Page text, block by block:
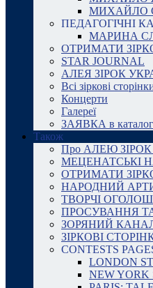
МИХАЙЛО
ПЕДАГОГІЧНІ
МАРИНА
ОТРИМАТИ
STAR JOURNAL
АЛЕЯ ЗІРОК
Всі зіркові
Концерти
Галереї
ЗАЯВКА в
Також
Про АЛЕЮ
МЕЦЕНАТСЬКІ
ОТРИМАТИ
НАРОДНИЙ
ТВОРЧІ
ПРОСУВАННЯ
ЗОРЯНИЙ
ЗІРКОВІ
CONTESTS
LONDON
NEW YORK